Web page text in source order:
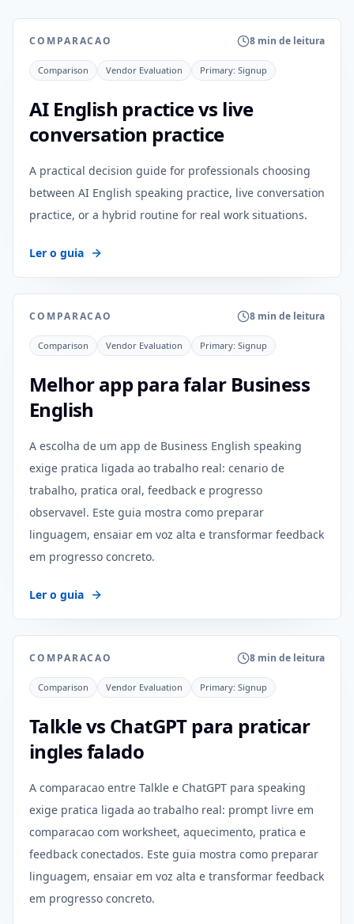
COMPARACAO 8 min de leitura
Comparison Vendor Evaluation Primary: Signup
AI English practice vs live
conversation practice
A practical decision guide for professionals choosing
between AI English speaking practice, live conversation
practice, or a hybrid routine for real work situations.
Ler o guia
COMPARACAO 8 min de leitura
Comparison Vendor Evaluation Primary: Signup
Melhor app para falar Business
English
A escolha de um app de Business English speaking
exige pratica ligada ao trabalho real: cenario de
trabalho, pratica oral, feedback e progresso
observavel. Este guia mostra como preparar
linguagem, ensaiar em voz alta e transformar feedback
em progresso concreto.
Ler o guia
COMPARACAO 8 min de leitura
Comparison Vendor Evaluation Primary: Signup
Talkle vs ChatGPT para praticar
ingles falado
A comparacao entre Talkle e ChatGPT para speaking
exige pratica ligada ao trabalho real: prompt livre em
comparacao com worksheet, aquecimento, pratica e
feedback conectados. Este guia mostra como preparar
linguagem, ensaiar em voz alta e transformar feedback
em progresso concreto.